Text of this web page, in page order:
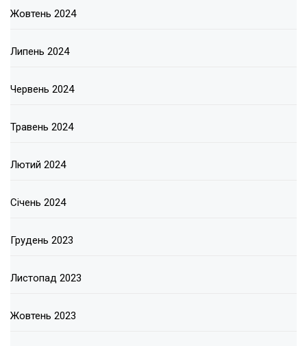
Жовтень 2024
Липень 2024
Червень 2024
Травень 2024
Лютий 2024
Січень 2024
Грудень 2023
Листопад 2023
Жовтень 2023